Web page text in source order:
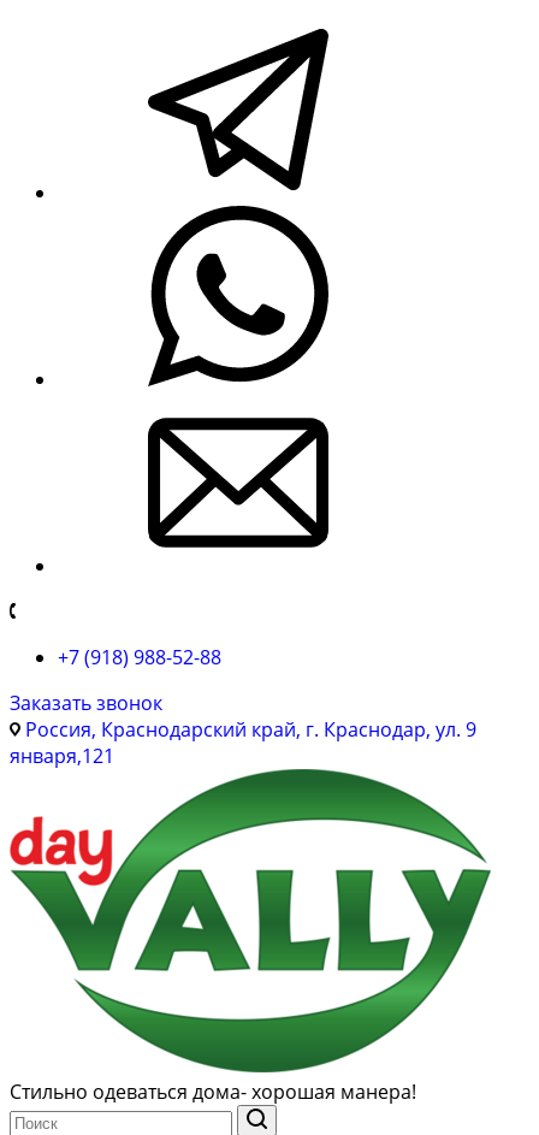
+7 (918) 988-52-88
Заказать звонок
Россия, Краснодарский край, г. Краснодар, ул. 9
января,121
Стильно одеваться дома- хорошая манера!